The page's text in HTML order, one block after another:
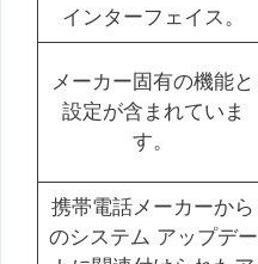
インターフェイス。
メーカー固有の機能と
設定が含まれていま
す。
携帯電話メーカーから
のシステム アップデー